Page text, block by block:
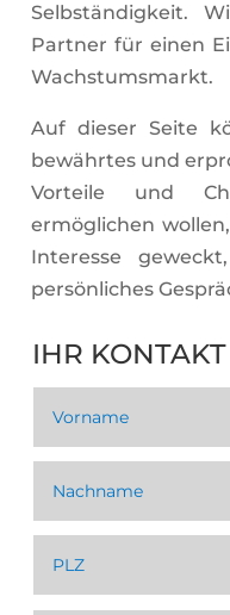
Selbständigkeit.
Partner für einen
Wachstumsmarkt.
Auf dieser Seite
bewährtes und
Vorteile und
ermöglichen
Interesse
persönliches
IHR